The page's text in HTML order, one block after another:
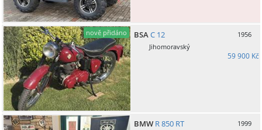
nově přidáno BSAC 12
1956
Jihomoravský
59 900 Kč
BMW R 850 RT
1999